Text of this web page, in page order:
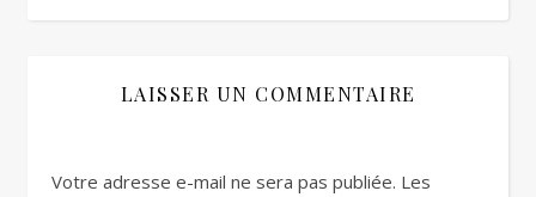
LAISSER UN COMMENTAIRE
Votre adresse e-mail ne sera pas publiée. Les